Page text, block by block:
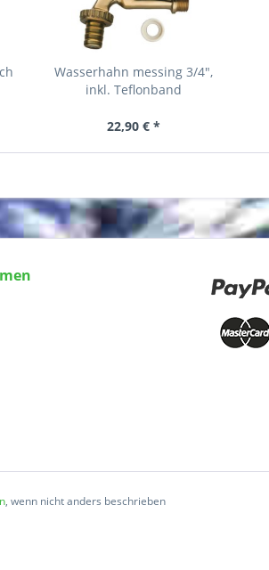
Wasserhahn messing 3/4",
inkl. Teflonband
22,90 € *
, wenn nicht anders beschrieben